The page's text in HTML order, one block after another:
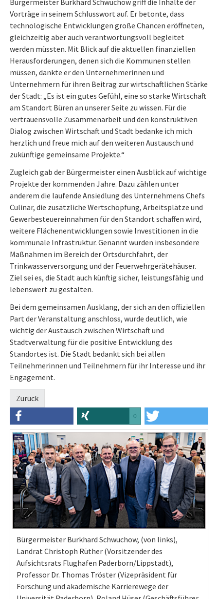
Bürgermeister Burkhard Schwuchow griff die Inhalte der
Vorträge in seinem Schlusswort auf. Er betonte, dass
technologische Entwicklungen große Chancen eröffneten,
gleichzeitig aber auch verantwortungsvoll begleitet
werden müssten. Mit Blick auf die aktuellen finanziellen
Herausforderungen, denen sich die Kommunen stellen
müssen, dankte er den Unternehmerinnen und
Unternehmern für ihren Beitrag zur wirtschaftlichen Stärke
der Stadt: „Es ist ein gutes Gefühl, eine so starke Wirtschaft
am Standort Büren an unserer Seite zu wissen. Für die
vertrauensvolle Zusammenarbeit und den konstruktiven
Dialog zwischen Wirtschaft und Stadt bedanke ich mich
herzlich und freue mich auf den weiteren Austausch und
zukünftige gemeinsame Projekte.“
Zugleich gab der Bürgermeister einen Ausblick auf wichtige
Projekte der kommenden Jahre. Dazu zählen unter
anderem die laufende Ansiedlung des Unternehmens Chefs
Culinar, die zusätzliche Wertschöpfung, Arbeitsplätze und
Gewerbesteuereinnahmen für den Standort schaffen wird,
weitere Flächenentwicklungen sowie Investitionen in die
kommunale Infrastruktur. Genannt wurden insbesondere
Maßnahmen im Bereich der Ortsdurchfahrt, der
Trinkwasserversorgung und der Feuerwehrgerätehäuser.
Ziel sei es, die Stadt auch künftig sicher, leistungsfähig und
lebenswert zu gestalten.
Bei dem gemeinsamen Ausklang, der sich an den offiziellen
Part der Veranstaltung anschloss, wurde deutlich, wie
wichtig der Austausch zwischen Wirtschaft und
Stadtverwaltung für die positive Entwicklung des
Standortes ist. Die Stadt bedankt sich bei allen
Teilnehmerinnen und Teilnehmern für ihr Interesse und ihr
Engagement.
Zurück
0
Bürgermeister Burkhard Schwuchow, (von links),
Landrat Christoph Rüther (Vorsitzender des
Aufsichtsrats Flughafen Paderborn/Lippstadt),
Professor Dr. Thomas Tröster (Vizepräsident für
Forschung und akademische Karrierewege der